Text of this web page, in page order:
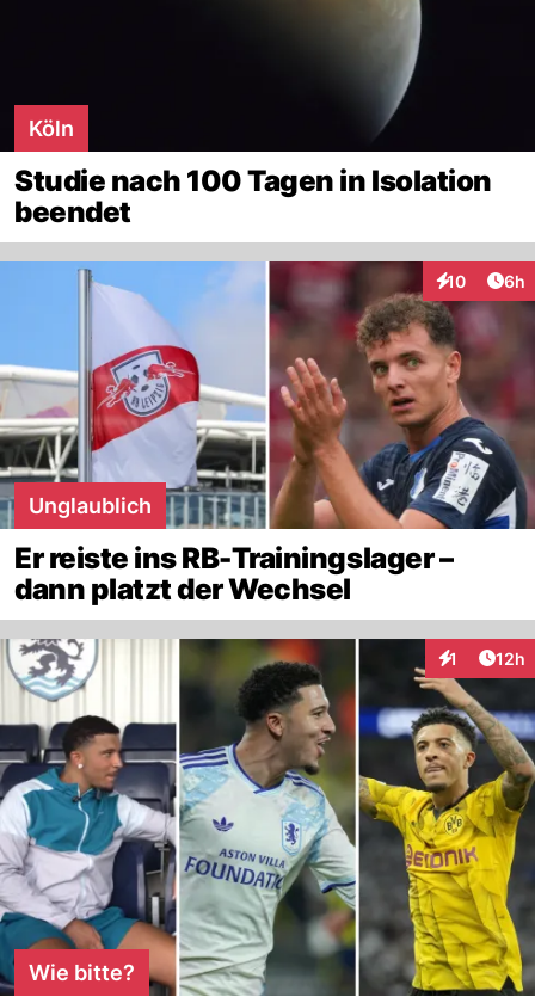
Köln
Studie nach 100 Tagen in Isolation
beendet
10
Interaktionen
6h
Unglaublich
Er reiste ins RB-Trainingslager –
dann platzt der Wechsel
1 12h
Wie bitte?